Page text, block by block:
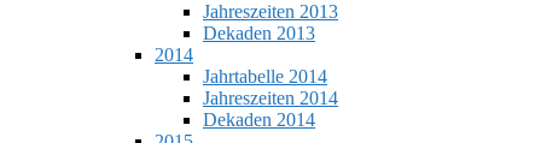
Jahreszeiten 2013
Dekaden 2013
2014
Jahrtabelle 2014
Jahreszeiten 2014
Dekaden 2014